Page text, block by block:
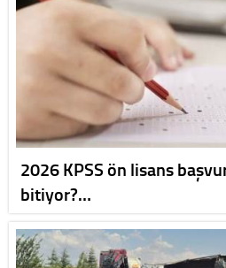
2026 KPSS ön lisans
bitiyor?…